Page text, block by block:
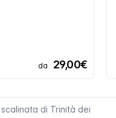
da 29,00€
di Trinità dei